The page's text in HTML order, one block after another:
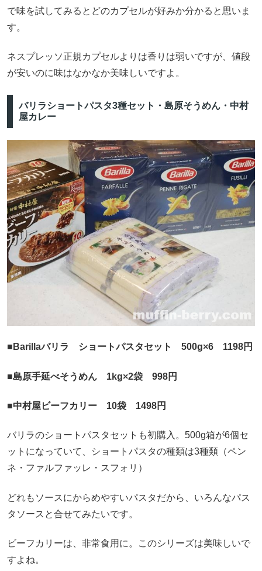
で味を試してみるとどのカプセルが好みか分かると思いま
す。
ネスプレッソ正規カプセルよりは香りは弱いですが、値段
が安いのに味はなかなか美味しいですよ。
バリラショートパスタ3種セット・島原そうめん・中村
屋カレー
■Barillaバリラ ショートパスタセット 500g×6 1198円
■島原手延べそうめん 1kg×2袋 998円
■中村屋ビーフカリー 10袋 1498円
バリラのショートパスタセットも初購入。500g箱が6個セ
ットになっていて、ショートパスタの種類は3種類（ペン
ネ・ファルファッレ・スフォリ）
どれもソースにからめやすいパスタだから、いろんなパス
タソースと合せてみたいです。
ビーフカリーは、非常食用に。このシリーズは美味しいで
すよね。